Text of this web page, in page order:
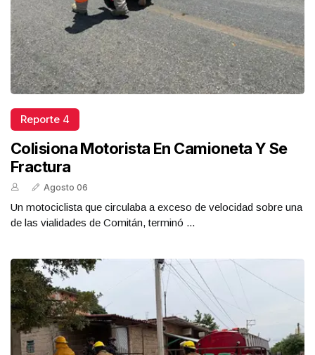
Reporte 4
Colisiona Motorista En Camioneta Y Se
Fractura
Agosto 06
Un motociclista que circulaba a exceso de velocidad sobre una
de las vialidades de Comitán, terminó ...